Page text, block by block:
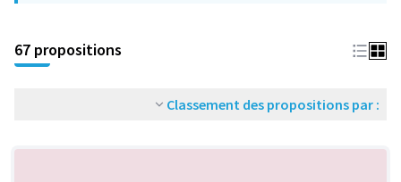
67 propositions
Classement des propositions par :